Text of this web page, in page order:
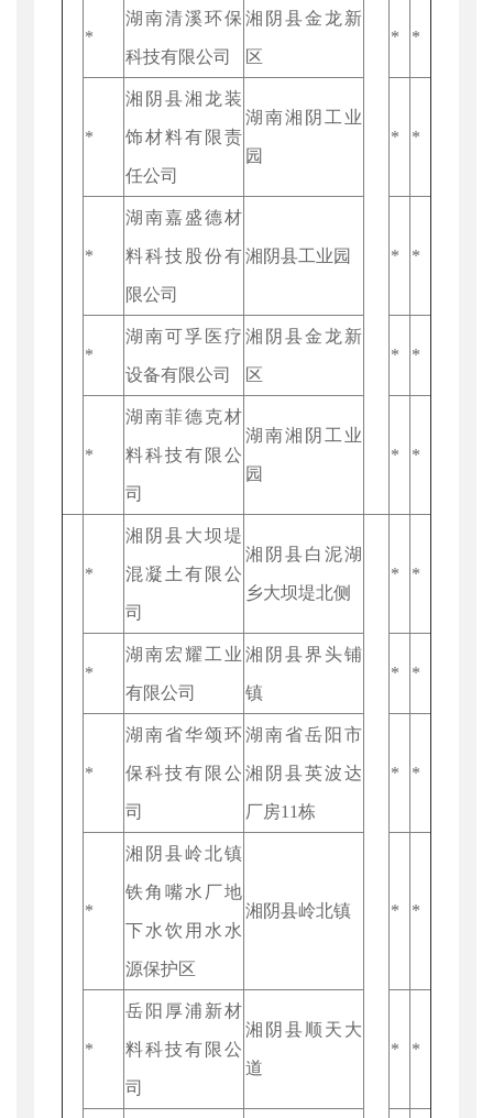
*
湖南清溪环保
科技有限公司
湘阴县金龙新
区
* *
*
湘阴县湘龙装
饰材料有限责
任公司
湖南湘阴工业
园
* *
*
湖南嘉盛德材
料科技股份有
限公司
湘阴县工业园 * *
*
湖南可孚医疗
设备有限公司
湘阴县金龙新
区
* *
*
湖南菲德克材
料科技有限公
司
湖南湘阴工业
园
* *
*
湘阴县大坝堤
混凝土有限公
司
湘阴县白泥湖
乡大坝堤北侧
* *
*
湖南宏耀工业
有限公司
湘阴县界头铺
镇
* *
*
湖南省华颂环
保科技有限公
司
湖南省岳阳市
湘阴县英波达
厂房11栋
* *
*
湘阴县岭北镇
铁角嘴水厂地
下水饮用水水
源保护区
湘阴县岭北镇 * *
*
岳阳厚浦新材
料科技有限公
司
湘阴县顺天大
道
* *